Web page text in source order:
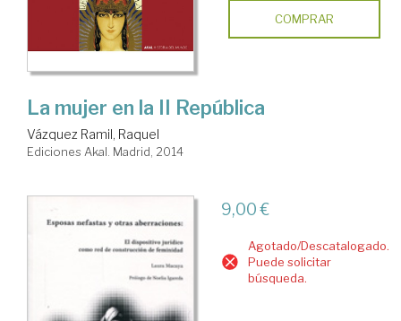
COMPRAR
La mujer en la II República
Vázquez Ramil, Raquel
Ediciones Akal. Madrid, 2014
9,00 €
Agotado/Descatalogado.
Puede solicitar
búsqueda.